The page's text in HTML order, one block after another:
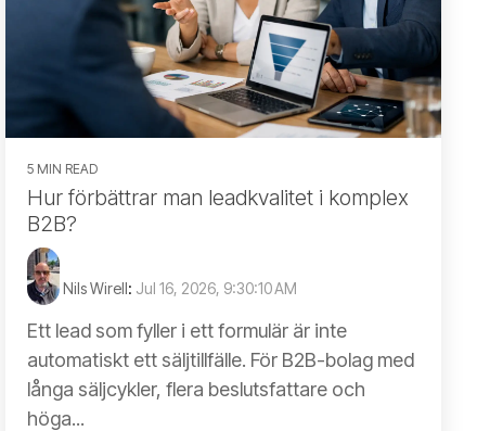
5 MIN READ
Hur förbättrar man leadkvalitet i komplex
B2B?
Nils Wirell: Jul 16, 2026, 9:30:10 AM
Ett lead som fyller i ett formulär är inte
automatiskt ett säljtillfälle. För B2B-bolag med
långa säljcykler, flera beslutsfattare och
höga...